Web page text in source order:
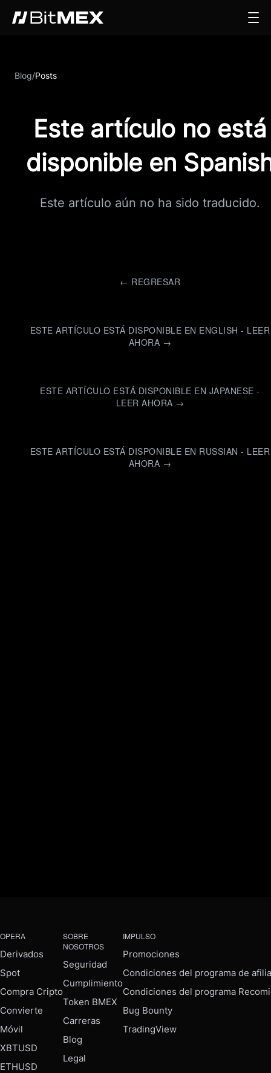
Blog/Posts
Este artículo no está
disponible en
Este artículo aún no ha sido traducido.
← REGRESAR
ESTE ARTÍCULO ESTÁ DISPONIBLE EN ENGLISH - LEER
AHORA →
ESTE ARTÍCULO ESTÁ DISPONIBLE EN JAPANESE -
LEER AHORA →
ESTE ARTÍCULO ESTÁ DISPONIBLE EN RUSSIAN - LEER
AHORA →
OPERA
Derivados
Spot
Compra Cripto
Convierte
Móvil
XBTUSD
ETHUSD
SOBRE
NOSOTROS
Seguridad
Cumplimiento
Token BMEX
Carreras
Blog
Legal
IMPULSO
Promociones
Condiciones del programa de
Condiciones del programa
Bug Bounty
TradingView